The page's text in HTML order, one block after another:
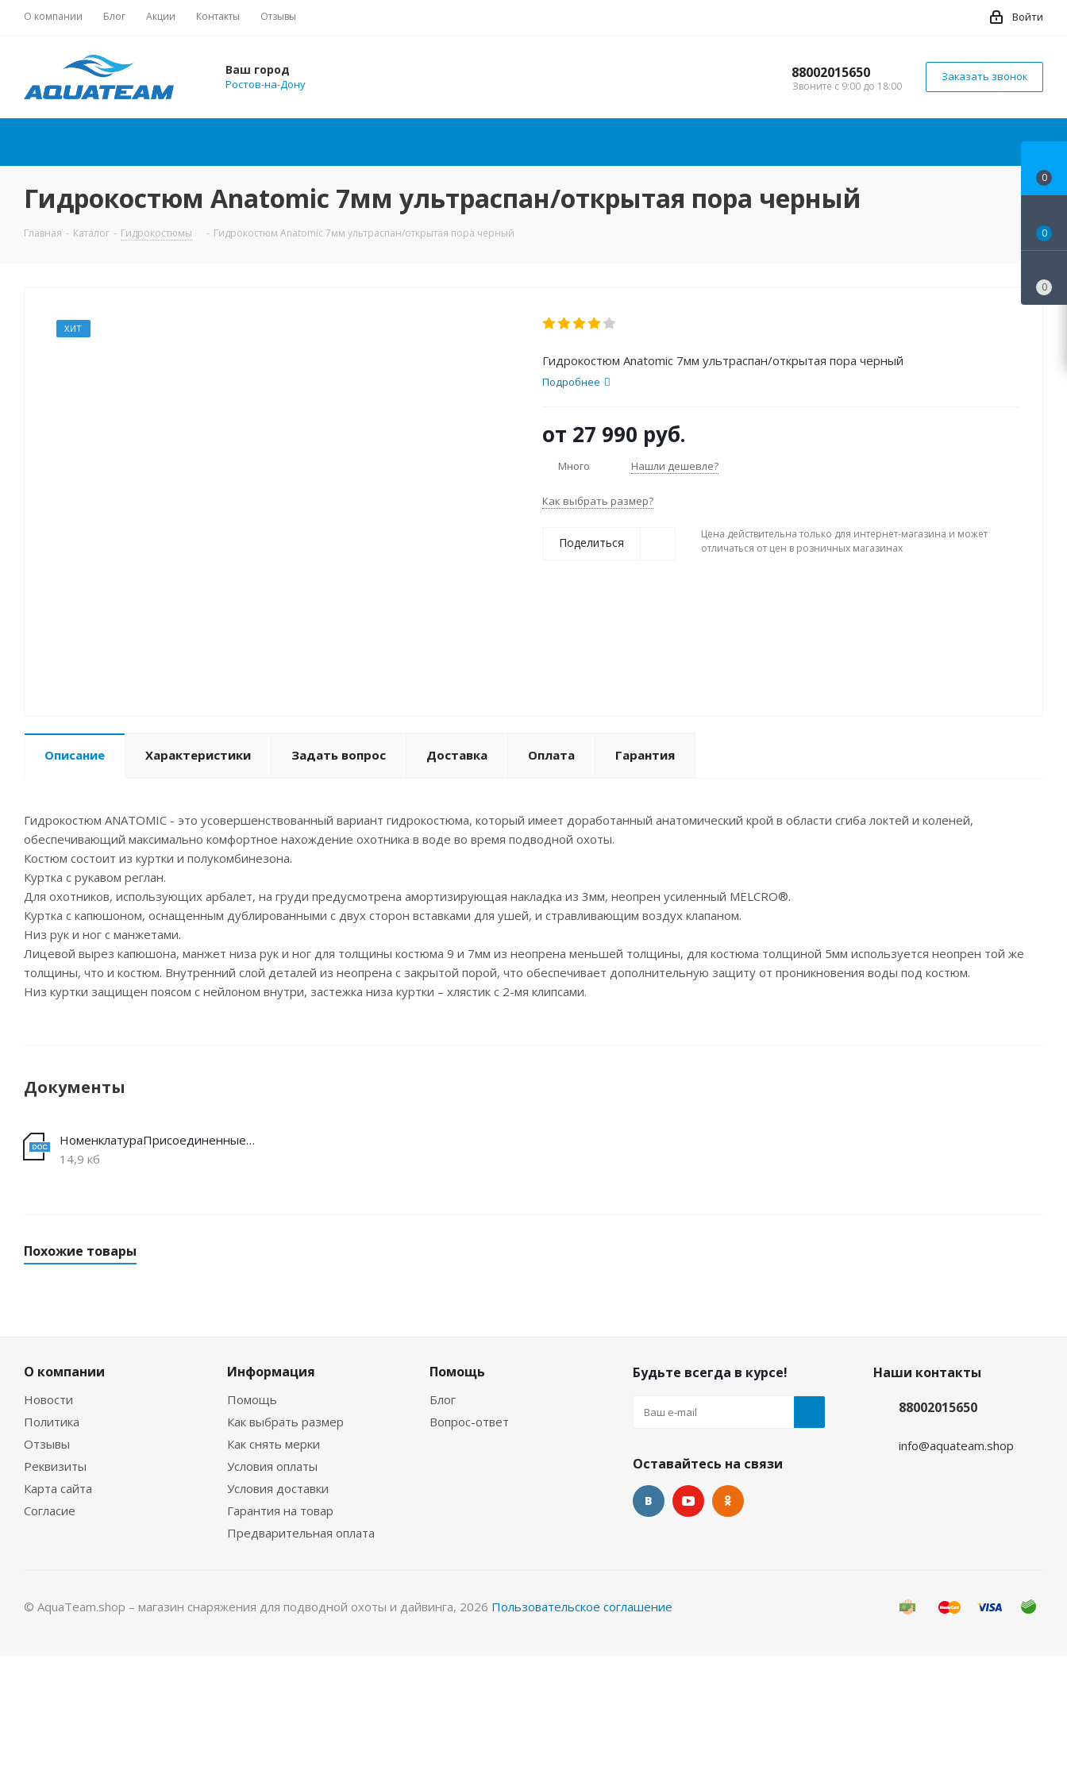
О компании Блог Акции Контакты Отзывы Войти
Ваш город
Ростов-на-Дону
88002015650
Звоните с 9:00 до 18:00
Заказать звонок
Гидрокостюм Anatomic 7мм ультраспан/открытая пора черный
Главная - Каталог - Гидрокостюмы - Гидрокостюм Anatomic 7мм ультраспан/открытая пора черный
ХИТ
Гидрокостюм Anatomic 7мм ультраспан/открытая пора черный
Подробнее
от 27 990 руб.
Много Нашли дешевле?
Как выбрать размер?
Поделиться
Цена действительна только для интернет-магазина и может
отличаться от цен в розничных магазинах
Описание Характеристики Задать вопрос Доставка Оплата Гарантия
Гидрокостюм ANATOMIC - это усовершенствованный вариант гидрокостюма, который имеет доработанный анатомический крой в области сгиба локтей и коленей,
обеспечивающий максимально комфортное нахождение охотника в воде во время подводной охоты.
Костюм состоит из куртки и полукомбинезона.
Куртка с рукавом реглан.
Для охотников, использующих арбалет, на груди предусмотрена амортизирующая накладка из 3мм, неопрен усиленный MELCRO®.
Куртка с капюшоном, оснащенным дублированными с двух сторон вставками для ушей, и стравливающим воздух клапаном.
Низ рук и ног с манжетами.
Лицевой вырез капюшона, манжет низа рук и ног для толщины костюма 9 и 7мм из неопрена меньшей толщины, для костюма толщиной 5мм используется неопрен той же
толщины, что и костюм. Внутренний слой деталей из неопрена с закрытой порой, что обеспечивает дополнительную защиту от проникновения воды под костюм.
Низ куртки защищен поясом с нейлоном внутри, застежка низа куртки – хлястик с 2-мя клипсами.
Документы
НоменклатураПрисоединенныеФайлы
14,9 кб
Похожие товары
Гидрокостюм Guppy детский лайкровый
О компании
Новости
Политика
Отзывы
Реквизиты
Карта сайта
Согласие
Информация
Помощь
Как выбрать размер
Как снять мерки
Условия оплаты
Условия доставки
Гарантия на товар
Предварительная оплата
Помощь
Блог
Вопрос-ответ
Будьте всегда в курсе!
Оставайтесь на связи
Наши контакты
88002015650
info@aquateam.shop
© AquaTeam.shop – магазин снаряжения для подводной охоты и дайвинга, 2026 Пользовательское соглашение
0
0
0